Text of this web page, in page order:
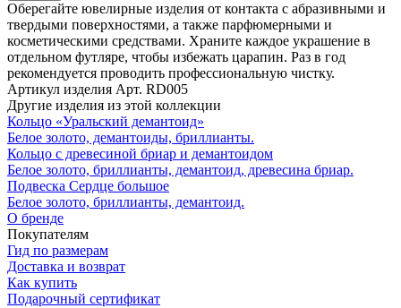
Оберегайте ювелирные изделия от контакта с абразивными и
твердыми поверхностями, а также парфюмерными и
косметическими средствами. Храните каждое украшение в
отдельном футляре, чтобы избежать царапин. Раз в год
рекомендуется проводить профессиональную чистку.
Артикул изделия Арт. RD005
Другие изделия из этой коллекции
Кольцо «Уральский демантоид»
Белое золото, демантоиды, бриллианты.
Кольцо с древесиной бриар и демантоидом
Белое золото, бриллианты, демантоид, древесина бриар.
Подвеска Сердце большое
Белое золото, бриллианты, демантоид.
О бренде
Покупателям
Гид по размерам
Доставка и возврат
Как купить
Подарочный сертификат